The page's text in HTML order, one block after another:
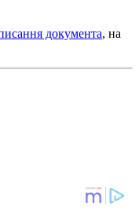
документа, на